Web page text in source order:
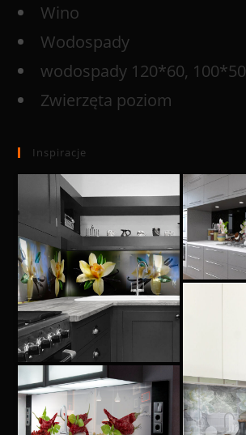
Wino
Wodospady
wodospady 120*60, 100*50
Zwierzęta poziom
Inspiracje